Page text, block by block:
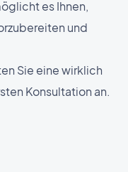
es Ihnen,
und
Sie eine wirklich
Konsultation an.